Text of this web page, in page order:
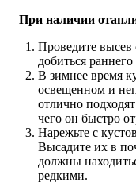
При наличии
Проведите высев
добиться
В зимнее время
освещенном и
отлично
чего он быстро
Нарежьте с
Высадите их в
должны
редкими.